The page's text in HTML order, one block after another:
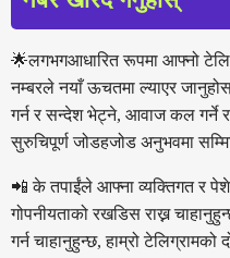
🌟लगभगआधारित रूपमा आफ्नो
नम्बरले नयाँ ऊचतमा ल्याएर
गर्न र सन्देश भेट्ने, आवाज कल गर्ने
सुरुचिपूर्ण जोडहजोड अनुभवमा
📲 के तपाईंले आफ्ना व्यक्तिगत र
गोपनीयताको रखडिस राख्न
गर्न चाहानुहुन्छ, हाम्रो